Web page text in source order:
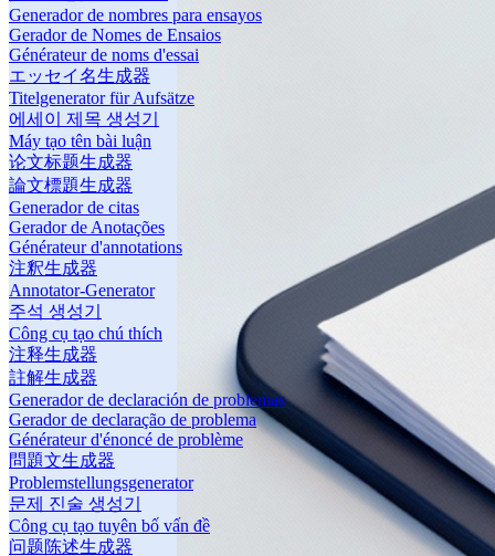
Generador de nombres para ensayos
Gerador de Nomes de Ensaios
Générateur de noms d'essai
エッセイ名生成器
Titelgenerator für Aufsätze
에세이 제목 생성기
Máy tạo tên bài luận
论文标题生成器
論文標題生成器
Generador de citas
Gerador de Anotações
Générateur d'annotations
注釈生成器
Annotator-Generator
주석 생성기
Công cụ tạo chú thích
注释生成器
註解生成器
Generador de declaración de problemas
Gerador de declaração de problema
Générateur d'énoncé de problème
問題文生成器
Problemstellungsgenerator
문제 진술 생성기
Công cụ tạo tuyên bố vấn đề
问题陈述生成器